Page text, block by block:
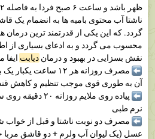
ناشتا آب محتوی بامیه ها به انضمام یک
گردد. که این یکی از قدرتمند ترین درمان
محسوب می گردد و به ادعای بسیاری از
نقش بسزایی در بهبود و درمان دیابت ایفا
مصرف روزانه هر ۱۲
آن به طوری قوی موجب تنظیم و کاهش
پیاده روی ملایم
نرم طبی
مصرف دو نوبت ناشتا و قبل از خواب
عسل (یک لیوان آب ولرم + دو قاشق